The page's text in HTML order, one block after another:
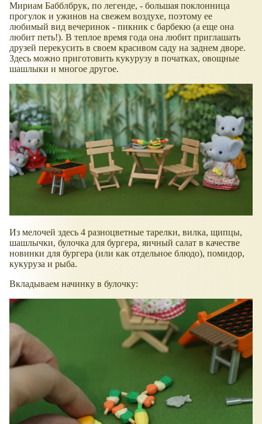
Мириам Бабблбрук, по легенде, - большая поклонница
прогулок и ужинов на свежем воздухе, поэтому ее
любимый вид вечеринок - пикник с барбекю (а еще она
любит петь!). В теплое время года она любит приглашать
друзей перекусить в своем красивом саду на заднем дворе.
Здесь можно приготовить кукурузу в початках, овощные
шашлыки и многое другое.
Из мелочей здесь 4 разноцветные тарелки, вилка, щипцы,
шашлычки, булочка для бургера, яичный салат в качестве
новинки для бургера (или как отдельное блюдо), помидор,
кукуруза и рыба.
Вкладываем начинку в булочку: